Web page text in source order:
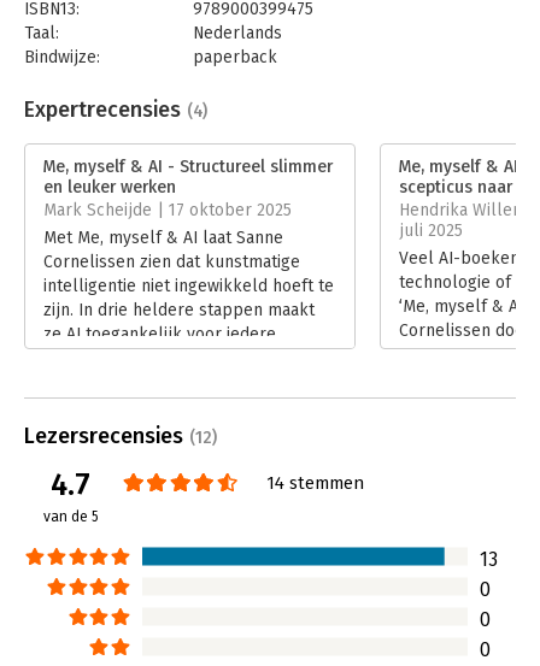
"Absoluut de enige die door haar enthousiaste presentatiestijl
en actionable tips een masterclass heeft weten te maken waar
creatief ondernemer
ISBN13:
9789000399475
Taal:
Nederlands
Bindwijze:
paperback
Uitgever:
Unieboek | Het Spectrum
Verschijningsdatum:
14-5-2025
Hoofdrubriek: Persoonlijke effectiviteit
Expertrecensies (4)
Me, myself & AI - Structureel slimmer
en leuker werken
Mark Scheijde | 17 oktober 2025
Met Me, myself & AI laat Sanne
Cornelissen zien dat kunstmatige
intelligentie niet ingewikkeld hoeft te
zijn. In drie heldere stappen maakt
ze AI toegankelijk voor iedere
leuker te werken met AI.
Me, myself & AI -
scepticus naar
Hendrika
juli 2025
Veel AI-boeken
technologie of
‘Me, myself & AI’
Cornelissen doet
doorbreekt de
de slag te gaan.
Lezersrecensies (12)
4.7
van de 5
14 stemmen
13
0
0
0